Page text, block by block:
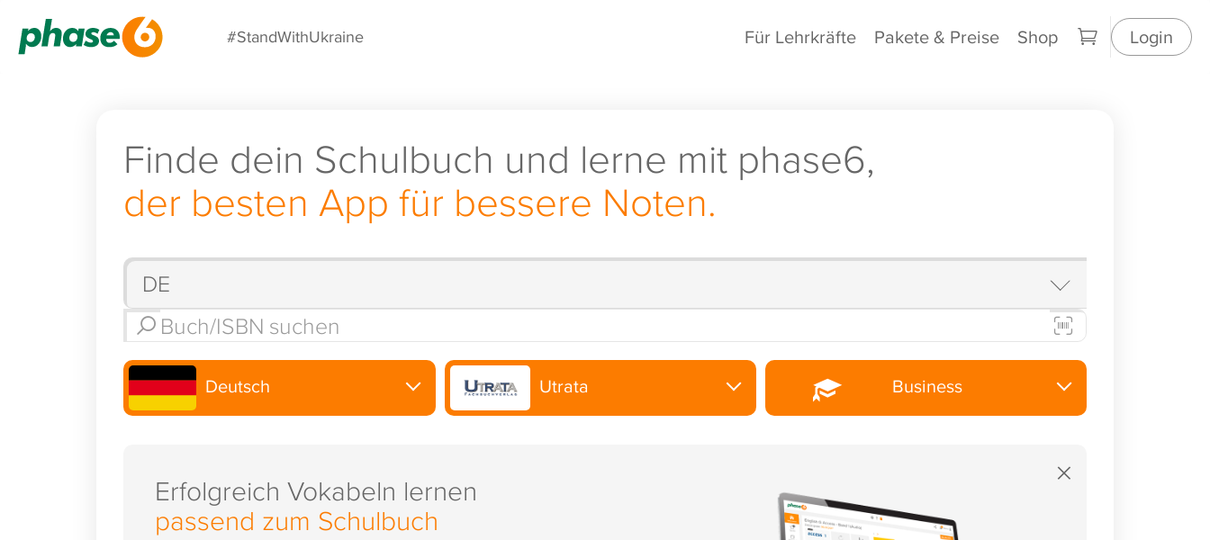
#StandWithUkraine Für Lehrkräfte Pakete & Preise Shop Login
Finde dein Schulbuch und lerne mit phase6,
der besten App für bessere Noten.
Deutsch Utrata Business
×
Erfolgreich Vokabeln lernen
passend zum Schulbuch